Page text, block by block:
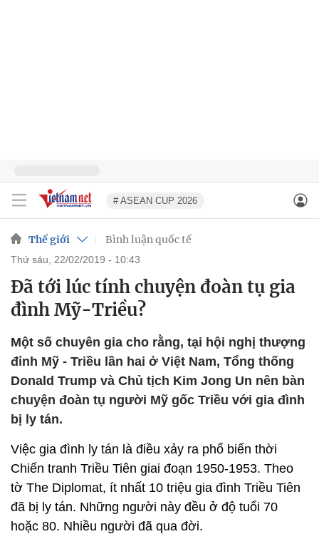
# ASEAN CUP 2026
Thế giới Bình luận quốc tế
thứ sáu, 22/02/2019 - 10:43
Đã tới lúc tính chuyện đoàn tụ gia
đình Mỹ-Triều?
Một số chuyên gia cho rằng, tại hội nghị thượng
đỉnh Mỹ - Triều lần hai ở Việt Nam, Tổng thống
Donald Trump và Chủ tịch Kim Jong Un nên bàn
chuyện đoàn tụ người Mỹ gốc Triều với gia đình
bị ly tán.
Việc gia đình ly tán là điều xảy ra phổ biến thời
Chiến tranh Triều Tiên giai đoạn 1950-1953. Theo
tờ The Diplomat, ít nhất 10 triệu gia đình Triều Tiên
đã bị ly tán. Những người này đều ở độ tuổi 70
hoặc 80. Nhiều người đã qua đời.